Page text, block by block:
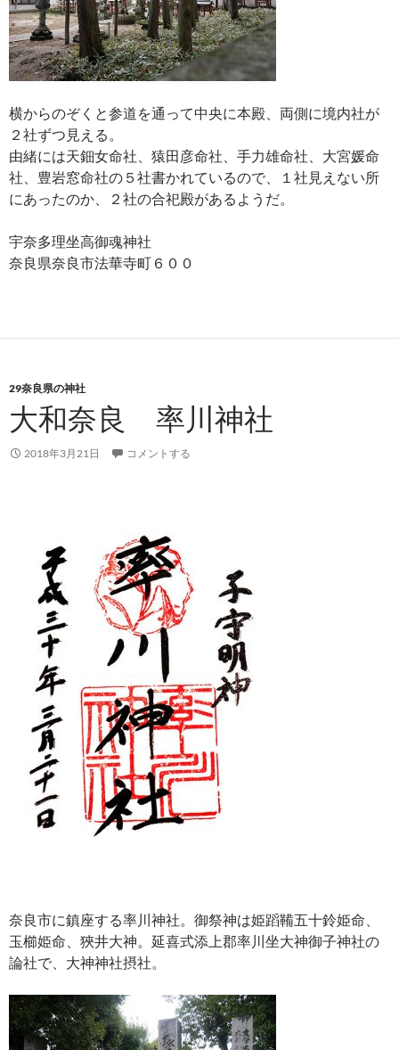
横からのぞくと参道を通って中央に本殿、両側に境内社が
２社ずつ見える。
由緒には天鈿女命社、猿田彦命社、手力雄命社、大宮媛命
社、豊岩窓命社の５社書かれているので、１社見えない所
にあったのか、２社の合祀殿があるようだ。
宇奈多理坐高御魂神社
奈良県奈良市法華寺町６００
29奈良県の神社
大和奈良 率川神社
2018年3月21日 コメントする
奈良市に鎮座する率川神社。御祭神は姫蹈鞴五十鈴姫命、
玉櫛姫命、狹井大神。延喜式添上郡率川坐大神御子神社の
論社で、大神神社摂社。